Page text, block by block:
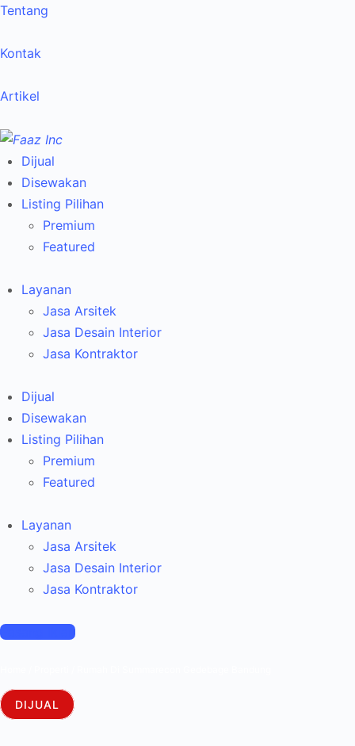
Tentang
Kontak
Artikel
Dijual
Disewakan
Listing Pilihan
Premium
Featured
Layanan
Jasa Arsitek
Jasa Desain Interior
Jasa Kontraktor
Dijual
Disewakan
Listing Pilihan
Premium
Featured
Layanan
Jasa Arsitek
Jasa Desain Interior
Jasa Kontraktor
Pasang Iklan
DIJUAL